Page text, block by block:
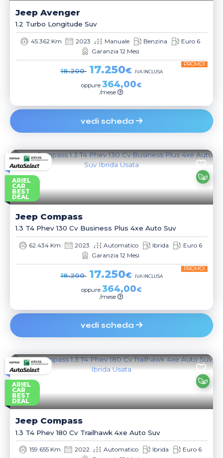
Jeep Avenger
1.2 Turbo Longitude Suv
45.362 Km 2023 Manuale Benzina
Euro 6
Garanzia 12 Mesi
18.200 17.250€
PROMO!
IVA INCLUSA
oppure 364,00€
/mese
vedi scheda
ARIEL
CAR
BEST
DEAL
Jeep Compass
1.3 T4 Phev 130 Cv Business Plus 4xe Auto Suv
62.434 Km 2023 Automatico Ibrida
Euro 6
Garanzia 12 Mesi
18.200 17.250€
PROMO!
IVA INCLUSA
oppure 364,00€
/mese
vedi scheda
ARIEL
CAR
BEST
DEAL
Jeep Compass
1.3 T4 Phev 180 Cv Trailhawk 4xe Auto Suv
159.655 Km 2022 Automatico Ibrida
Euro 6